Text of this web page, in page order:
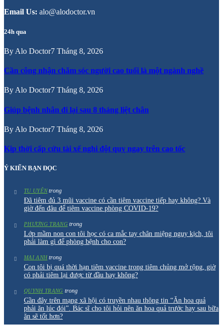
Email Us: alo@alodoctor.vn
24h qua
By Alo Doctor7 Tháng 8, 2026
Cần công nhận chăm sóc người cao tuổi là một ngành nghề
By Alo Doctor7 Tháng 8, 2026
Giúp bệnh nhân đi lại sau 8 tháng liệt chân
By Alo Doctor7 Tháng 8, 2026
Kịp thời cấp cứu tài xế nghi đột quỵ ngay trên cao tốc
Ý KIẾN BẠN ĐỌC
TU UYÊNtrong
Đã tiêm đủ 3 mũi vaccine có cần tiêm vaccine tiếp hay không? Và
giờ đến đâu để tiêm vaccine phòng COVID-19?
PHƯƠNG TRANGtrong
Lớp mầm non con tôi học có ca mắc tay chân miệng nguy kịch, tôi
phải làm gì để phòng bệnh cho con?
MAI ANH trong
Con tôi bị quá thời hạn tiêm vaccine trong tiêm chủng mở rộng, giờ
có phải tiêm lại được từ đầu hay không?
QUYNH TRANG trong
Gần đây trên mạng xã hội có truyền nhau thông tin “Ăn hoa quả
phải ăn lúc đói”. Bác sĩ cho tôi hỏi nên ăn hoa quả trước hay sau bữa
ăn sẽ tốt hơn?